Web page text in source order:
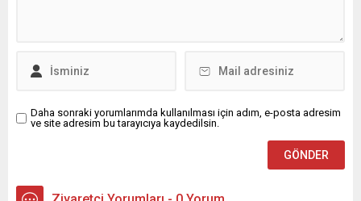
Daha sonraki yorumlarımda kullanılması için adım, e-posta adresim
ve site adresim bu tarayıcıya kaydedilsin.